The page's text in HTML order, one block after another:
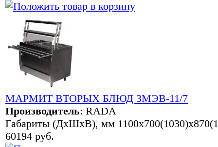
МАРМИТ ВТОРЫХ БЛЮД ЗМЭВ-11/7
Производитель: RADA
Габариты (ДхШхВ), мм
60194 руб.